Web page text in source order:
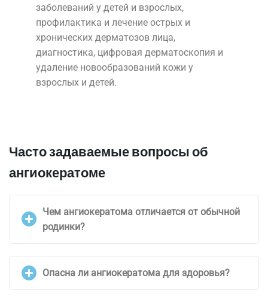
заболеваний у детей и взрослых,
профилактика и лечение острых и
хронических дерматозов лица,
диагностика, цифровая дерматоскопия и
удаление новообразований кожи у
взрослых и детей.
Часто задаваемые вопросы об
ангиокератоме
Чем ангиокератома отличается от обычной
родинки?
Опасна ли ангиокератома для здоровья?